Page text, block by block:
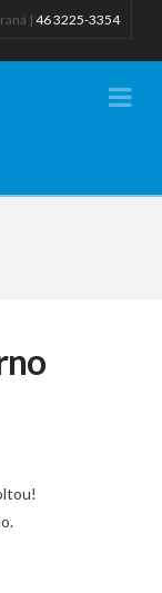
| 46 3225-3354